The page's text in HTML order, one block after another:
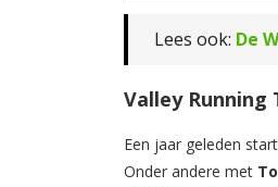
Lees ook: De
Valley Running
Een jaar geleden
Onder andere met